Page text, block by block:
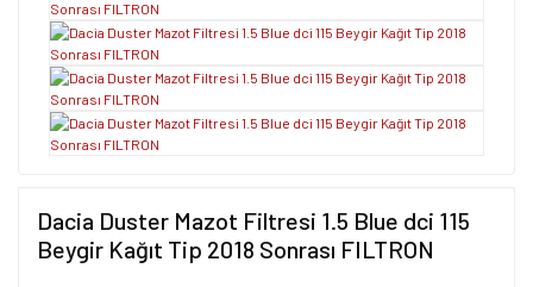
Dacia Duster Mazot Filtresi 1.5 Blue dci 115
Beygir Kağıt Tip 2018 Sonrası FILTRON